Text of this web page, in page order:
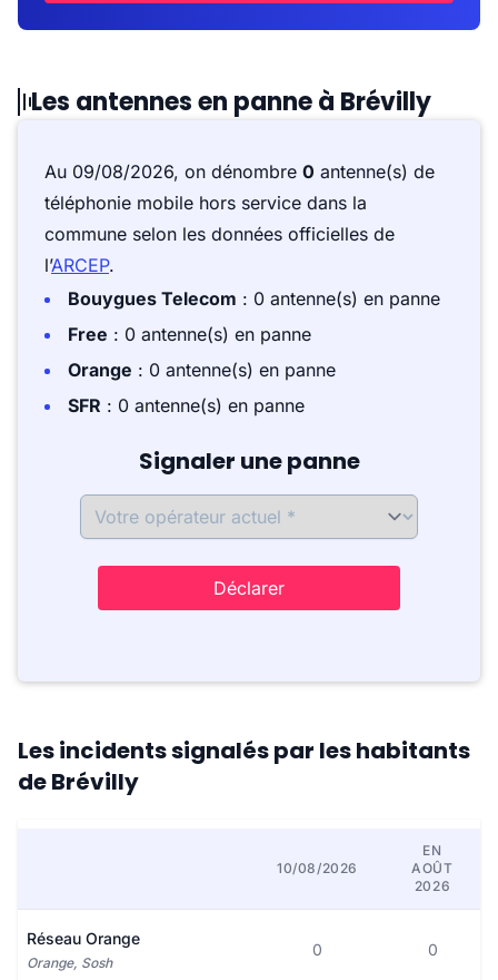
Les antennes en panne à Brévilly
Au 09/08/2026, on dénombre 0 antenne(s) de
téléphonie mobile hors service dans la
commune selon les données officielles de
l’ARCEP.
Bouygues Telecom : 0 antenne(s) en panne
Free : 0 antenne(s) en panne
Orange : 0 antenne(s) en panne
SFR : 0 antenne(s) en panne
Signaler une panne
Déclarer
Les incidents signalés par les habitants
de Brévilly
10/08/2026
EN
AOÛT
2026
Réseau Orange
Orange, Sosh
0 0